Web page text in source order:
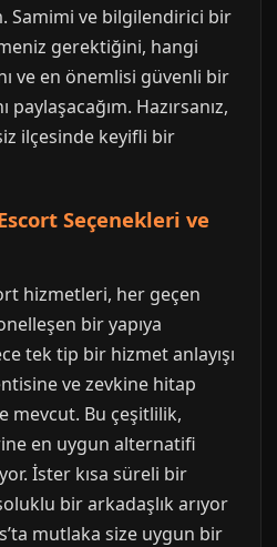
Samimi ve bilgilendirici bir
gerektiğini, hangi
ve en önemlisi güvenli bir
paylaşacağım. Hazırsanız,
ilçesinde keyifli bir
Seçenekleri ve
hizmetleri, her geçen
bir yapıya
tek tip bir hizmet anlayışı
ve zevkine hitap
mevcut. Bu çeşitlilik,
en uygun alternatifi
İster kısa süreli bir
bir arkadaşlık arıyor
mutlaka size uygun bir